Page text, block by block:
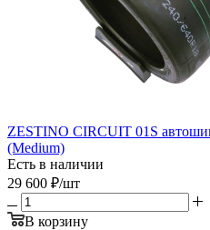
ZESTINO CIRCUIT 01S
(Medium)
Есть в наличии
29 600 ₽/шт
В корзину